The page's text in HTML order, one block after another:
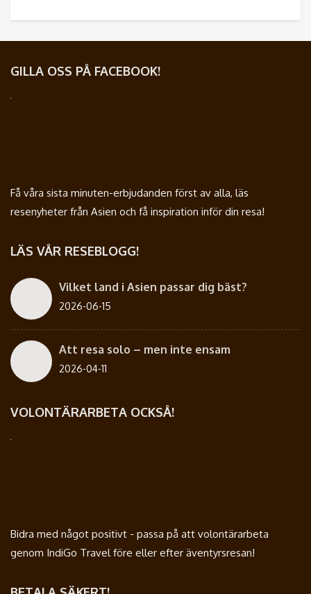
GILLA OSS PÅ FACEBOOK!
Få våra sista minuten-erbjudanden först av alla, läs
resenyheter från Asien och få inspiration inför din resa!
LÄS VÅR RESEBLOGG!
Vilket land i Asien passar dig bäst?
2026-06-15
Att resa solo – men inte ensam
2026-04-11
VOLONTÄRARBETA OCKSÅ!
Bidra med något positivt - passa på att volontärarbeta
genom IndiGo Travel före eller efter äventyrsresan!